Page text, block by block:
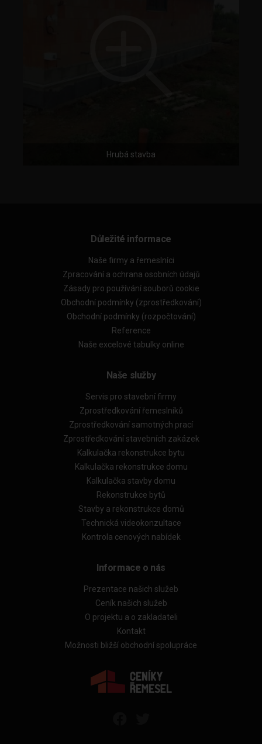
Hrubá stavba
Důležité informace
Naše firmy a řemeslníci
Zpracování a ochrana osobních údajů
Zásady pro používání souborů cookie
Obchodní podmínky (zprostředkování)
Obchodní podmínky (rozpočtování)
Reference
Naše excelové tabulky online
Naše služby
Servis pro stavební firmy
Zprostředkování řemeslníků
Zprostředkování samotných prací
Zprostředkování stavebních zakázek
Kalkulačka rekonstrukce bytu
Kalkulačka rekonstrukce domu
Kalkulačka stavby domu
Rekonstrukce bytů
Stavby a rekonstrukce domů
Technická videokonzultace
Kontrola cenových nabídek
Informace o nás
Prezentace našich služeb
Ceník našich služeb
O projektu a o zakladateli
Kontakt
Možnosti bližší obchodní spolupráce